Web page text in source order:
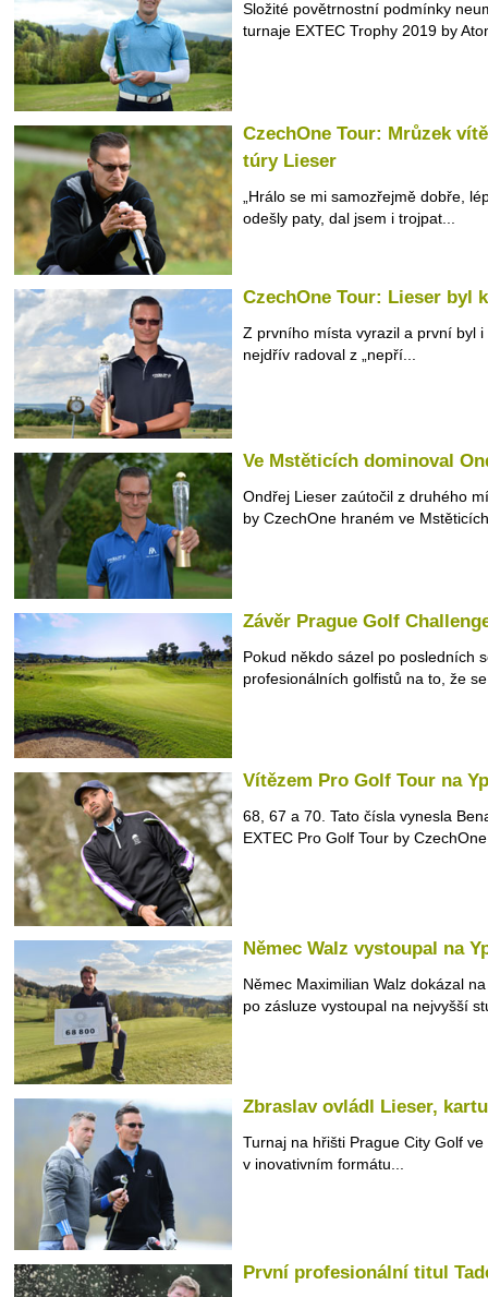
Složité povětrnostní podmínky
turnaje EXTEC Trophy 2019 by
CzechOne Tour: Mrůzek
túry Lieser
„Hrálo se mi samozřejmě dobře,
odešly paty, dal jsem i trojpat...
CzechOne Tour: Lieser byl
Z prvního místa vyrazil a první byl
nejdřív radoval z „nepří...
Ve Mstěticích dominoval
Ondřej Lieser zaútočil z druhého
by CzechOne hraném ve
Závěr Prague Golf
Pokud někdo sázel po posledních
profesionálních golfistů na to, že
Vítězem Pro Golf Tour na
68, 67 a 70. Tato čísla vynesla
EXTEC Pro Golf Tour by
Němec Walz vystoupal na
Němec Maximilian Walz dokázal
po zásluze vystoupal na nejvyšší
Zbraslav ovládl Lieser,
Turnaj na hřišti Prague City Golf
v inovativním formátu...
První profesionální titul